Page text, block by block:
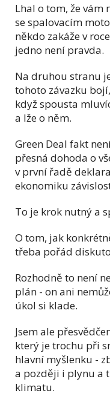
Lhal o tom, že vám
se spalovacím
někdo zakáže v
jedno není pravda.
Na druhou stranu
tohoto závazku
když spousta
a lže o něm.
Green Deal fakt
přesná dohoda o
v první řadě
ekonomiku
To je krok nutný a
O tom, jak
třeba pořád
Rozhodně to není
plán - on ani
úkol si klade.
Jsem ale
který je trochu při
hlavní myšlenku -
a později i plynu a
klimatu.